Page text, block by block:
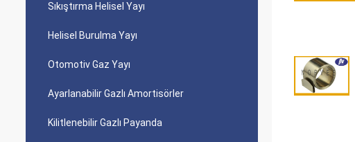
Sıkıştırma Helisel Yayı
Helisel Burulma Yayı
Otomotiv Gaz Yayı
Ayarlanabilir Gazlı Amortisörler
Kilitlenebilir Gazlı Payanda